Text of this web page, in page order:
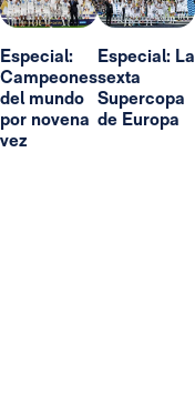
Especial:
Campeones
del mundo
por novena
vez
Especial: La
sexta
Supercopa
de Europa